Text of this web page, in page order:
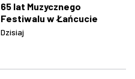
65 lat Muzycznego
Festiwalu w Łańcucie
Dzisiaj